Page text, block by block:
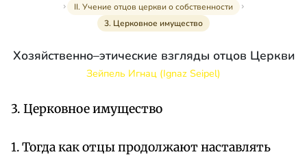
II. Учение отцов церкви о собственности
3. Церковное имущество
Хозяйственно–этические взгляды отцов Церкви
Зейпель Игнац (Ignaz Seipel)
3. Церковное имущество
1. Тогда как отцы продолжают наставлять